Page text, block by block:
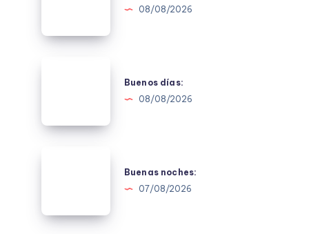
08/08/2026
Buenos días:
08/08/2026
Buenas noches:
07/08/2026